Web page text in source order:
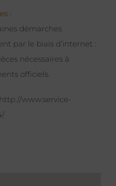
:
démarches
par le biais d’internet :
nécessaires à
officiels.
http://www.service-